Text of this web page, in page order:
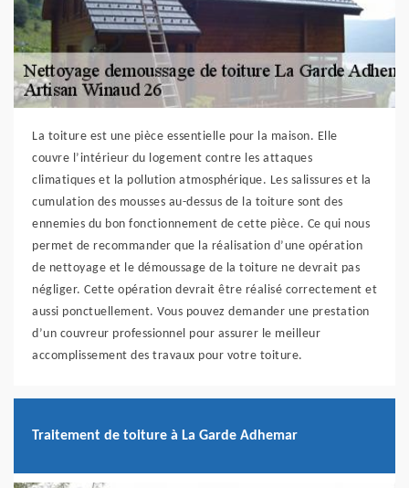
La toiture est une pièce essentielle pour la maison. Elle
couvre l’intérieur du logement contre les attaques
climatiques et la pollution atmosphérique. Les salissures et la
cumulation des mousses au-dessus de la toiture sont des
ennemies du bon fonctionnement de cette pièce. Ce qui nous
permet de recommander que la réalisation d’une opération
de nettoyage et le démoussage de la toiture ne devrait pas
négliger. Cette opération devrait être réalisé correctement et
aussi ponctuellement. Vous pouvez demander une prestation
d’un couvreur professionnel pour assurer le meilleur
accomplissement des travaux pour votre toiture.
Traitement de toiture à La Garde Adhemar